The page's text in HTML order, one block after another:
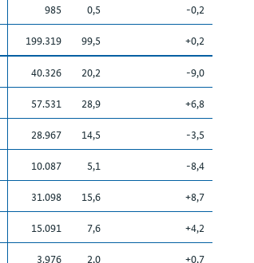
985 0,5
-0,2
199.319 99,5
+0,2
40.326 20,2
-9,0
57.531 28,9
+6,8
28.967 14,5
-3,5
10.087 5,1
-8,4
31.098 15,6
+8,7
15.091 7,6
+4,2
3.976 2,0
+0,7